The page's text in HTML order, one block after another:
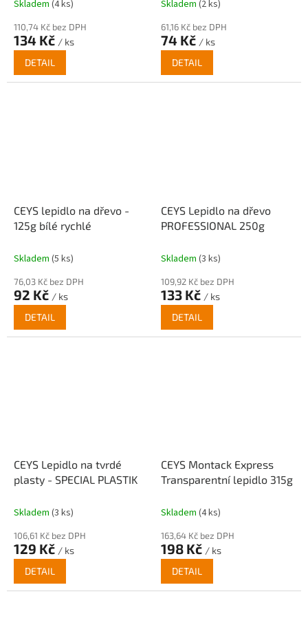
Skladem (4 ks)
110,74 Kč bez DPH
134 Kč / ks
DETAIL
Skladem (2 ks)
61,16 Kč bez DPH
74 Kč / ks
DETAIL
CEYS lepidlo na dřevo -
125g bílé rychlé
Skladem (5 ks)
76,03 Kč bez DPH
92 Kč / ks
DETAIL
CEYS Lepidlo na dřevo
PROFESSIONAL 250g
Skladem (3 ks)
109,92 Kč bez DPH
133 Kč / ks
DETAIL
CEYS Lepidlo na tvrdé
plasty - SPECIAL PLASTIK
Skladem (3 ks)
106,61 Kč bez DPH
129 Kč / ks
DETAIL
CEYS Montack Express
Transparentní lepidlo 315g
Skladem (4 ks)
163,64 Kč bez DPH
198 Kč / ks
DETAIL